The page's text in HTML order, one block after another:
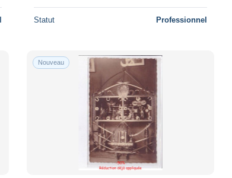
Statut Professionnel
Nouveau